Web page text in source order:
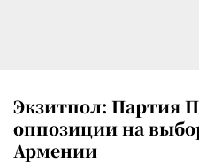
Экзитпол: Партия
оппозиции на
Армении